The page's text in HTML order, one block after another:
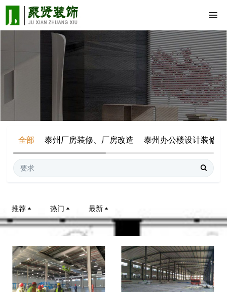
全部 泰州厂房装修、厂房改造 泰州办公楼设计装修
推荐 热门 最新